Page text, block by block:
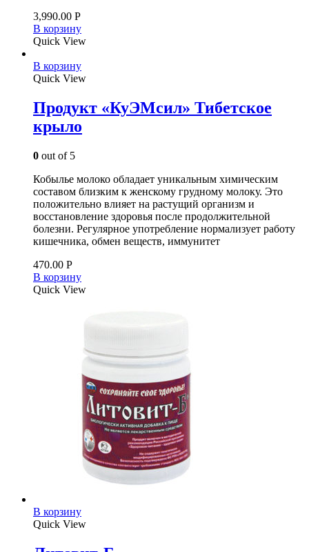
3,990.00 Р
В корзину
Quick View
В корзину
Quick View
Продукт «КуЭМсил» Тибетское
крыло
0 out of 5
Кобылье молоко обладает уникальным химическим
составом близким к женскому грудному молоку. Это
положительно влияет на растущий организм и
восстановление здоровья после продолжительной
болезни. Регулярное употребление нормализует работу
кишечника, обмен веществ, иммунитет
470.00 Р
В корзину
Quick View
В корзину
Quick View